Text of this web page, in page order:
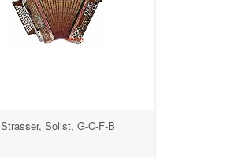
Strasser, Solist, G-C-F-B